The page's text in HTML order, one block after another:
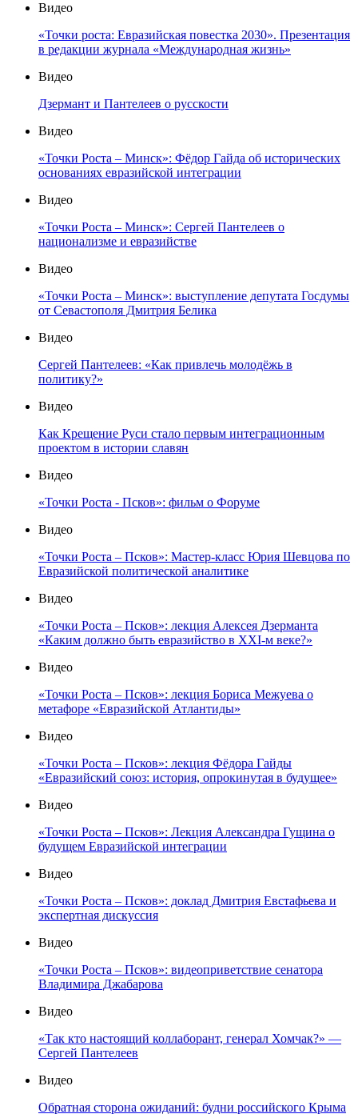
Видео
«Точки роста: Евразийская повестка 2030». Презентация
в редакции журнала «Международная жизнь»
Видео
Дзермант и Пантелеев о русскости
Видео
«Точки Роста – Минск»: Фёдор Гайда об исторических
основаниях евразийской интеграции
Видео
«Точки Роста – Минск»: Сергей Пантелеев о
национализме и евразийстве
Видео
«Точки Роста – Минск»: выступление депутата Госдумы
от Севастополя Дмитрия Белика
Видео
Сергей Пантелеев: «Как привлечь молодёжь в
политику?»
Видео
Как Крещение Руси стало первым интеграционным
проектом в истории славян
Видео
«Точки Роста - Псков»: фильм о Форуме
Видео
«Точки Роста – Псков»: Мастер-класс Юрия Шевцова по
Евразийской политической аналитике
Видео
«Точки Роста – Псков»: лекция Алексея Дзерманта
«Каким должно быть евразийство в XXI-м веке?»
Видео
«Точки Роста – Псков»: лекция Бориса Межуева о
метафоре «Евразийской Атлантиды»
Видео
«Точки Роста – Псков»: лекция Фёдора Гайды
«Евразийский союз: история, опрокинутая в будущее»
Видео
«Точки Роста – Псков»: Лекция Александра Гущина о
будущем Евразийской интеграции
Видео
«Точки Роста – Псков»: доклад Дмитрия Евстафьева и
экспертная дискуссия
Видео
«Точки Роста – Псков»: видеоприветствие сенатора
Владимира Джабарова
Видео
«Так кто настоящий коллаборант, генерал Хомчак?» —
Сергей Пантелеев
Видео
Обратная сторона ожиданий: будни российского Крыма